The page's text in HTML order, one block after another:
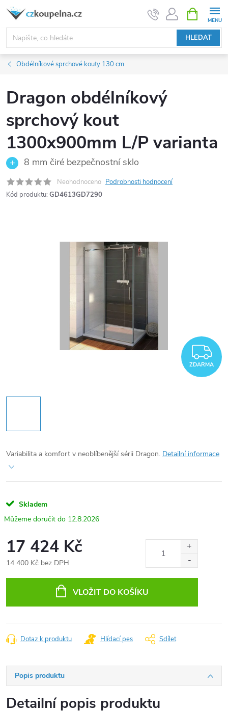
Přejít
obsah
HLEDAT
NÁKUPNÍ
KOŠÍK
Obdélníkové sprchové kouty 130 cm
Dragon obdélníkový
sprchový kout
1300x900mm L/P varianta
8 mm čiré bezpečnostní sklo
Neohodnoceno Podrobnosti hodnocení
Kód produktu: GD4613GD7290
ZDARMA
Variabilita a komfort v neoblíbenější sérii Dragon. Detailní informace
Skladem
12.8.2026
17 424 Kč
14 400 Kč bez DPH
VLOŽIT DO KOŠÍKU
Dotaz k produktu Hlídací pes Sdílet
Popis produktu
Detailní popis produktu